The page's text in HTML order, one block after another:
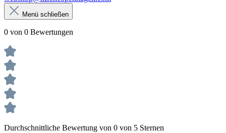
Menü schließen
0 von 0 Bewertungen
Durchschnittliche Bewertung von 0 von 5 Sternen